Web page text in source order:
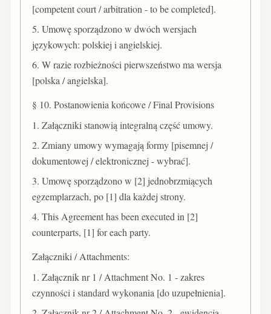
[competent court / arbitration - to be completed].
5. Umowę sporządzono w dwóch wersjach
językowych: polskiej i angielskiej.
6. W razie rozbieżności pierwszeństwo ma wersja
[polska / angielska].
§ 10. Postanowienia końcowe / Final Provisions
1. Załączniki stanowią integralną część umowy.
2. Zmiany umowy wymagają formy [pisemnej /
dokumentowej / elektronicznej - wybrać].
3. Umowę sporządzono w [2] jednobrzmiących
egzemplarzach, po [1] dla każdej strony.
4. This Agreement has been executed in [2]
counterparts, [1] for each party.
Załączniki / Attachments:
1. Załącznik nr 1 / Attachment No. 1 - zakres
czynności i standard wykonania [do uzupełnienia].